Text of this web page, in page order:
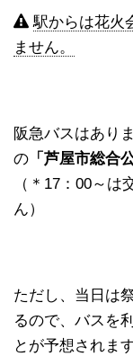
駅からは花火
ません。
阪急バスはあり
の 「芦屋市総合
（＊17：00～
ん）
ただし、当日は
るので、バスを
とが予想されま